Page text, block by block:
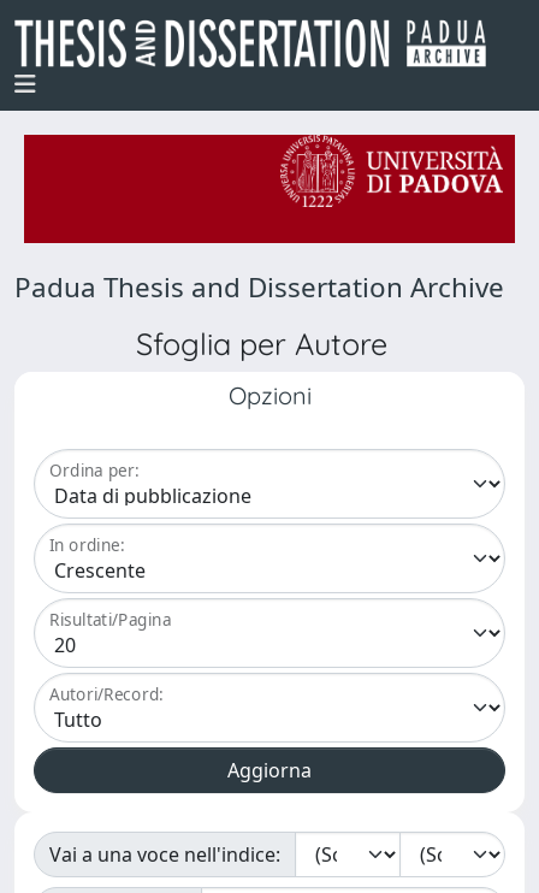
Padua Thesis and Dissertation Archive
Sfoglia per Autore
Opzioni
Ordina per:
In ordine:
Risultati/Pagina
Autori/Record:
Vai a una voce nell'indice: